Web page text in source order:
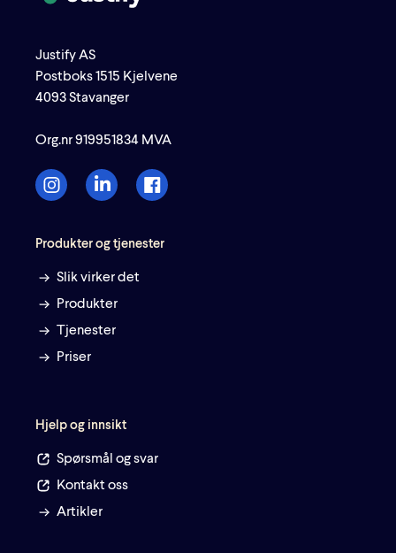
Justify AS
Postboks 1515 Kjelvene
4093 Stavanger
Org.nr 919951834 MVA
Produkter og tjenester
Slik virker det
Produkter
Tjenester
Priser
Hjelp og innsikt
Spørsmål og svar
Kontakt oss
Artikler